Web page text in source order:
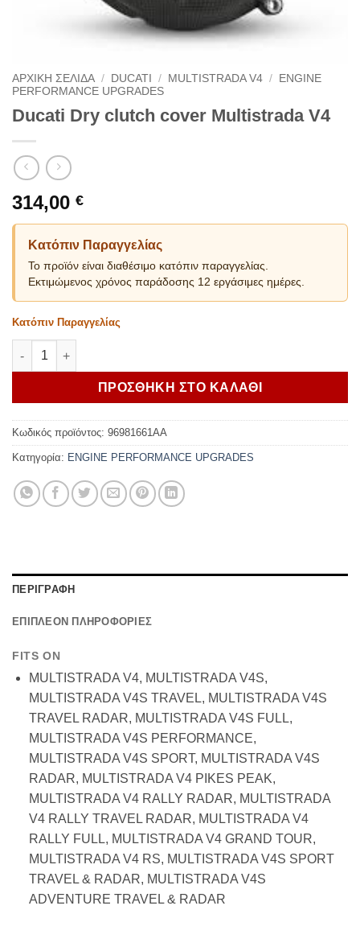
ΑΡΧΙΚΗ ΣΕΛΙΔΑ / DUCATI / MULTISTRADA V4 /
ENGINE
PERFORMANCE UPGRADES
Ducati Dry clutch cover Multistrada V4
314,00 €
Κατόπιν Παραγγελίας
Το προϊόν είναι διαθέσιμο κατόπιν παραγγελίας.
Εκτιμώμενος χρόνος παράδοσης 12 εργάσιμες ημέρες.
Κατόπιν Παραγγελίας
Ducati Dry clutch cover Multistrada V4 ποσότητα
ΠΡΟΣΘΗΚΗ ΣΤΟ ΚΑΛΑΘΙ
Κωδικός προϊόντος: 96981661AA
Κατηγορία: ENGINE PERFORMANCE UPGRADES
ΠΕΡΙΓΡΑΦΗ
ΕΠΙΠΛΕΟΝ ΠΛΗΡΟΦΟΡΙΕΣ
FITS ON
MULTISTRADA V4, MULTISTRADA V4S,
MULTISTRADA V4S TRAVEL, MULTISTRADA V4S
TRAVEL RADAR, MULTISTRADA V4S FULL,
MULTISTRADA V4S PERFORMANCE,
MULTISTRADA V4S SPORT, MULTISTRADA V4S
RADAR, MULTISTRADA V4 PIKES PEAK,
MULTISTRADA V4 RALLY RADAR, MULTISTRADA
V4 RALLY TRAVEL RADAR, MULTISTRADA V4
RALLY FULL, MULTISTRADA V4 GRAND TOUR,
MULTISTRADA V4 RS, MULTISTRADA V4S SPORT
TRAVEL & RADAR, MULTISTRADA V4S
ADVENTURE TRAVEL & RADAR